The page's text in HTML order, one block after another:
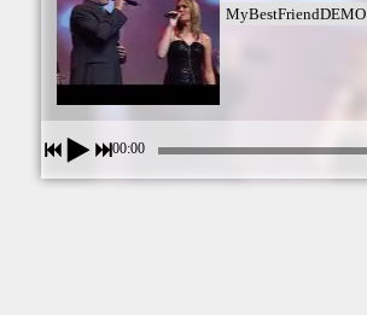
MyBestFriendDEMO
00:00